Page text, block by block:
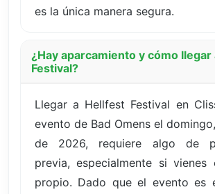
es la única manera segura.
¿Hay aparcamiento y cómo
Festival?
Llegar a Hellfest Festival en
evento de Bad Omens el
de 2026, requiere algo de
previa, especialmente si vienes
propio. Dado que el evento es